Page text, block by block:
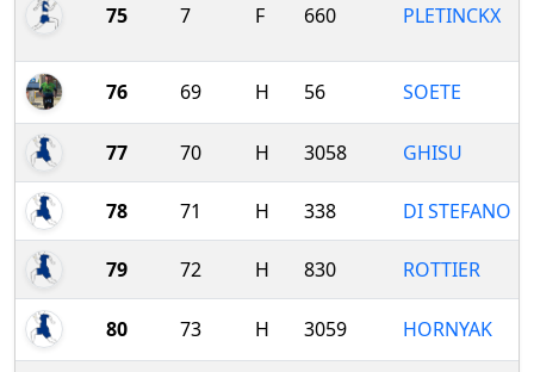
75 7 F 660 PLETINCKX
76 69 H 56 SOETE
77 70 H 3058 GHISU
78 71 H 338 DI STEFANO
79 72 H 830 ROTTIER
80 73 H 3059 HORNYAK